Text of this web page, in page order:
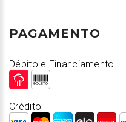
PAGAMENTO
Débito e Financiamento
Crédito